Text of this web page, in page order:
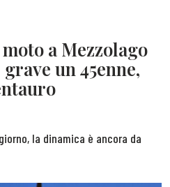
a Mezzolago
un 45enne,
la dinamica è ancora da